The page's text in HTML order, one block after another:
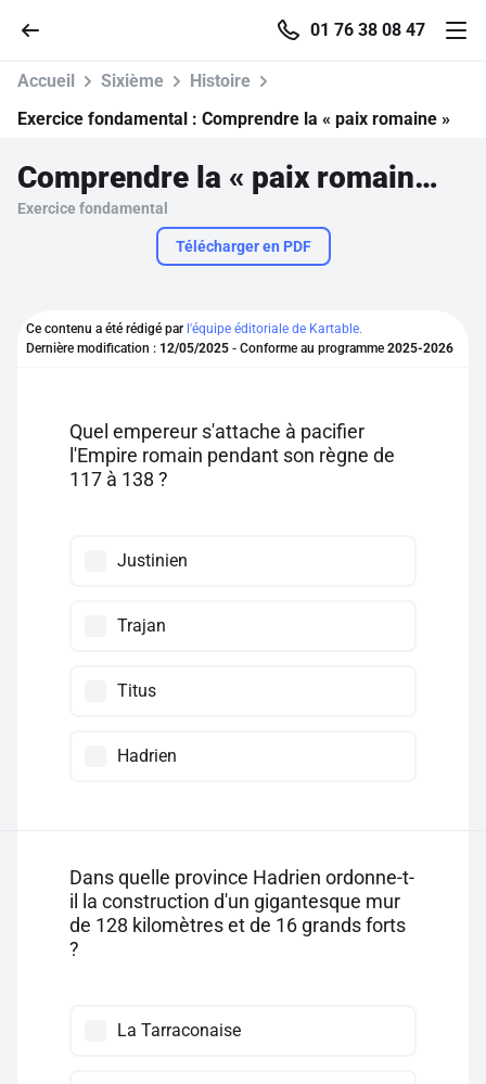
01 76 38 08 47
Accueil
Se connecter
S'inscrire gratuitement
Pour profiter de 10 contenus offerts.
Accueil Sixième
Histoire
Exercice fondamental : Comprendre la « paix romaine »
Comprendre la « paix romaine »
Exercice fondamental
Télécharger en PDF
Ce contenu a été rédigé par l'équipe éditoriale de Kartable.
Dernière modification : 12/05/2025 - Conforme au programme 2025-2026
Quel empereur s'attache à pacifier
l'Empire romain pendant son règne de
117 à 138 ?
Justinien
Trajan
Titus
Hadrien
Dans quelle province Hadrien ordonne-t-
il la construction d'un gigantesque mur
de 128 kilomètres et de 16 grands forts
?
La Tarraconaise